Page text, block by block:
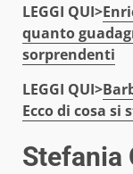
LEGGI QUI>
quanto
sorprendenti
LEGGI QUI>
Ecco di cosa si
Stefania